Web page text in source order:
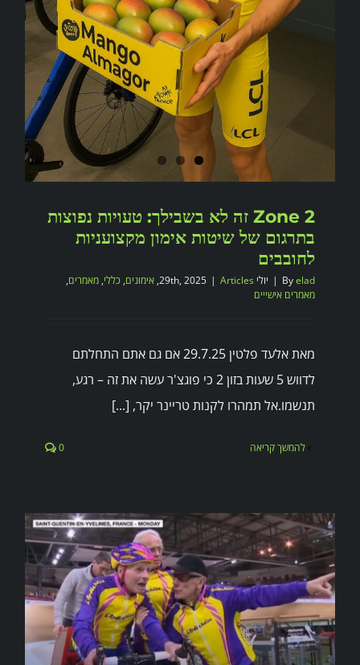
Zone 2 זה לא בשבילך: טעויות נפוצות
בתרגום של שיטות אימון מקצועניות
לחובבים
Byelad
| יולי 29th, 2025 | Articles
, אימונים, כללי, מאמרים,
מאמרים אישייים
מאת אלעד פלטין 29.7.25 אם גם אתם התחלתם
לדווש 5 שעות בזון 2 כי פוגצ'ר עשה את זה – רגע,
תנשמו.אל תמהרו לקנות טריינר יקר, [...]
להמשך קריאה 0